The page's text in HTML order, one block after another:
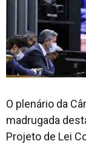
O plenário da
madrugada
Projeto de Lei